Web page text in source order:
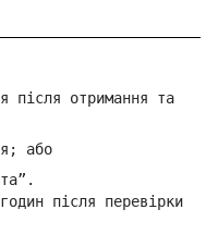
після отримання та
або
після перевірки